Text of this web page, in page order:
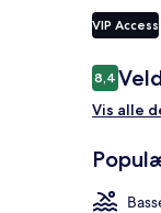
VIP Access
8,48,4 av
Vis alle